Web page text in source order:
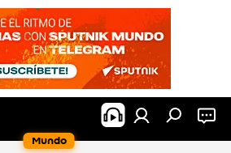
Mundo